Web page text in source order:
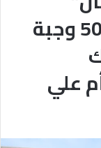
يشاركون في تحضير 5000 وجبة
علي